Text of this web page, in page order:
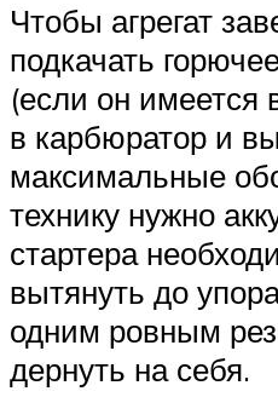
Чтобы агрегат
подкачать
(если он имеется
в карбюратор и
максимальные
технику нужно
стартера
вытянуть до
одним ровным
дернуть на себя.